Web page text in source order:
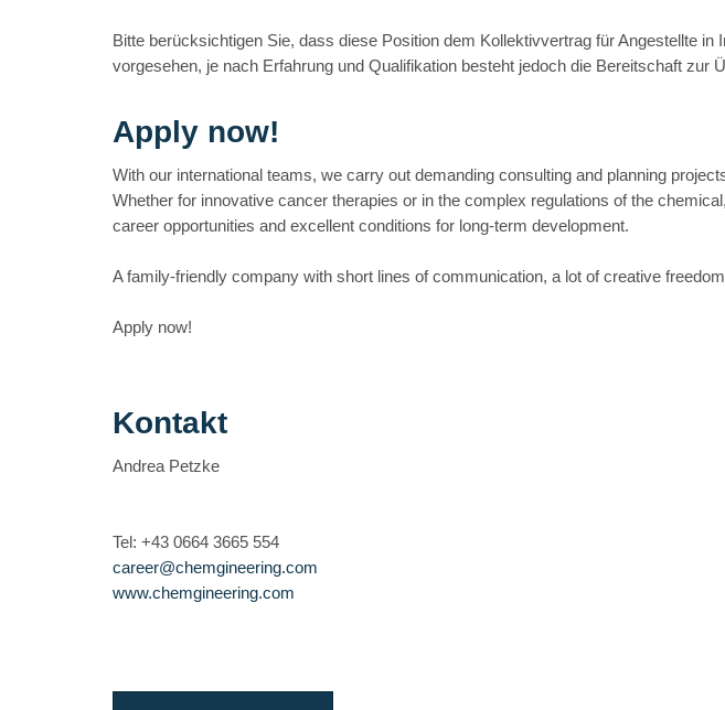
Bitte berücksichtigen Sie, dass diese Position dem Kollektivvertrag für Angestellte
vorgesehen, je nach Erfahrung und Qualifikation besteht jedoch die Bereitschaft zur
Apply now!
With our international teams, we carry out demanding consulting and planning
Whether for innovative cancer therapies or in the complex regulations of the
career opportunities and excellent conditions for long-term development.
A family-friendly company with short lines of communication, a lot of creative
Apply now!
Kontakt
Andrea Petzke
Tel: +43 0664 3665 554
career@chemgineering.com
www.chemgineering.com